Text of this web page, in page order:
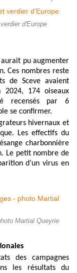
d'Europe
aurait pu augmenter
Ces nombres reste
de Sceve avaient
2024, 174 oiseaux
recensés par 6
se confirmer.
hivernaux et
Les effectifs du
charbonnière
Le petit nombre de
d’un virus en
Martial Queyrie
des campagnes
les résultats du